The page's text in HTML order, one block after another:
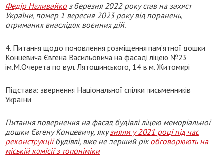
Федір Наливайко з березня 2022 року став на захист
України, помер 1 вересня 2023 року від поранень,
отриманих внаслідок воєнних дій.
4. Питання щодо поновлення розміщення пам’ятної дошки
Концевича Євгена Васильовича на фасаді ліцею №23
ім.М.Очерета по вул. Лятошинського, 14 в м. Житомирі
Підстава: звернення Національної спілки письменників
України
Питання повернення на фасад будівлі ліцею меморіальної
дошки Євгену Концевичу, якузняли у 2021 році під час
реконструкціїбудівлі, вже не перший рік обговорюють на
міській комісії з топоніміки